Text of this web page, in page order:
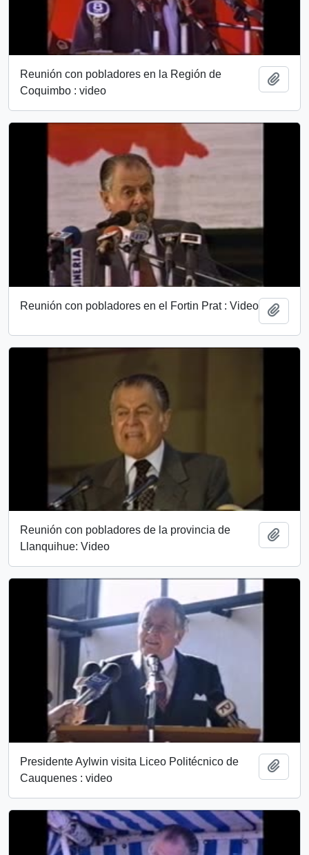
Reunión con pobladores en la Región de
Coquimbo : video
Reunión con pobladores en el Fortin Prat : Video
Reunión con pobladores de la provincia de
Llanquihue: Video
Presidente Aylwin visita Liceo Politécnico de
Cauquenes : video